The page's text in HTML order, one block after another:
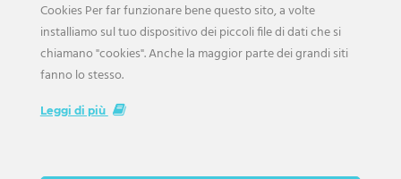
Iscrizione Aziende
Scarica la Rivista
Cookies Per far funzionare bene questo sito, a volte
installiamo sul tuo dispositivo dei piccoli file di dati che si
chiamano "cookies". Anche la maggior parte dei grandi siti
fanno lo stesso.
Leggi di più